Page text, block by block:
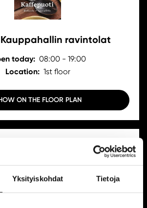
Yksityiskohdat Tietoja
ravintolat
today: 08:00 - 19:00
Location: 1st floor
ON THE FLOOR PLAN